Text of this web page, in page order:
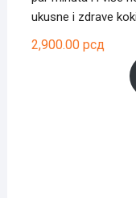
ukusne i zdrave
2,900.00 рсд